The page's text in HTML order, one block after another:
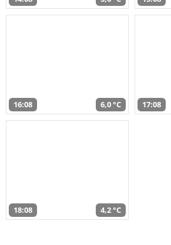
16:08 6,0 °C 17:08
18:08 4,2 °C